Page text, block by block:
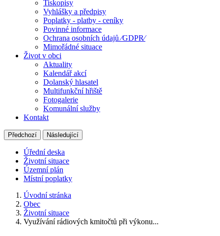
Tiskopisy
Vyhlášky a předpisy
Poplatky - platby - ceníky
Povinné informace
Ochrana osobních údajů ⁄GDPR⁄
Mimořádné situace
Život v obci
Aktuality
Kalendář akcí
Dolanský hlasatel
Multifunkční hřiště
Fotogalerie
Komunální služby
Kontakt
Předchozí Následující
Úřední deska
Životní situace
Územní plán
Místní poplatky
Úvodní stránka
Obec
Životní situace
Využívání rádiových kmitočtů při výkonu...